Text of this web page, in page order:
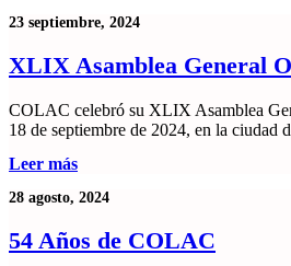
23 septiembre, 2024
XLIX Asamblea General
COLAC celebró su XLIX Asamblea
18 de septiembre de 2024, en la ciudad
Leer más
28 agosto, 2024
54 Años de COLAC